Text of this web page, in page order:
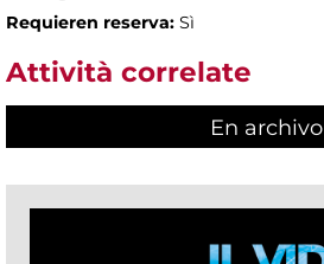
Requieren reserva: Sì
Attività correlate
En archivo